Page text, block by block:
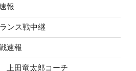
報
ンス戦中継
速報
上田竜太郎コーチ